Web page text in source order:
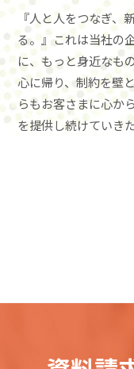
『人と人をつなぎ
る。』これは当社の
に、もっと身近なも
心に帰り、制約を壁
らもお客さまに心か
を提供し続けていき